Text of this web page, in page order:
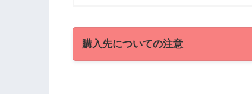
購入先についての注意